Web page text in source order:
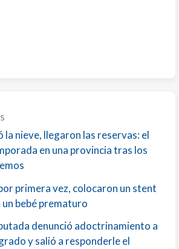
la nieve, llegaron las reservas: el
en una provincia tras los
primera vez, colocaron un stent
bebé prematuro
denunció adoctrinamiento a
y salió a responderle el